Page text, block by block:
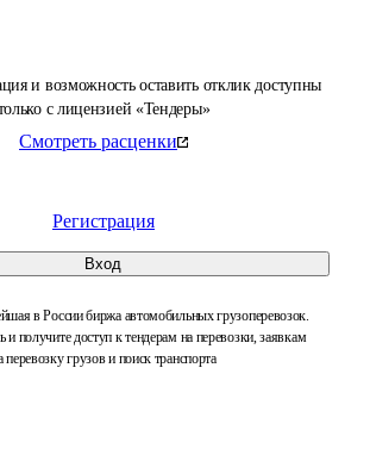
и возможность оставить отклик доступны
с лицензией «Тендеры»
Смотреть расценки
Регистрация
Вход
в России биржа автомобильных грузоперевозок.
и получите доступ к тендерам на перевозки, заявкам
перевозку грузов и поиск транспорта